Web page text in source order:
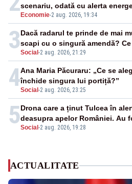
Economie-2 aug. 2026, 19:34
scenariu, odată cu alerta
3Social -2 aug. 2026, 21:29
Dacă radarul te prinde de mai
scapi cu o singură amendă?
4Social -2 aug. 2026, 23:25
Ana Maria Păcuraru: „Ce se
închide singura lui portiță?”
5Social -2 aug. 2026, 19:28
Drona care a ținut Tulcea în
deasupra apelor României. Au
ACTUALITATE